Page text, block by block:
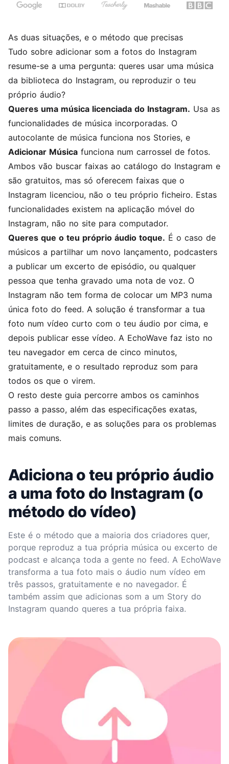
As duas situações, e o método que precisas
Tudo sobre adicionar som a fotos do Instagram
resume-se a uma pergunta: queres usar uma música
da biblioteca do Instagram, ou reproduzir o teu
próprio áudio?
Queres uma música licenciada do Instagram. Usa as
funcionalidades de música incorporadas. O
autocolante de música funciona nos Stories, e
Adicionar Música funciona num carrossel de fotos.
Ambos vão buscar faixas ao catálogo do Instagram e
são gratuitos, mas só oferecem faixas que o
Instagram licenciou, não o teu próprio ficheiro. Estas
funcionalidades existem na aplicação móvel do
Instagram, não no site para computador.
Queres que o teu próprio áudio toque. É o caso de
músicos a partilhar um novo lançamento, podcasters
a publicar um excerto de episódio, ou qualquer
pessoa que tenha gravado uma nota de voz. O
Instagram não tem forma de colocar um MP3 numa
única foto do feed. A solução é transformar a tua
foto num vídeo curto com o teu áudio por cima, e
depois publicar esse vídeo. A EchoWave faz isto no
teu navegador em cerca de cinco minutos,
gratuitamente, e o resultado reproduz som para
todos os que o virem.
O resto deste guia percorre ambos os caminhos
passo a passo, além das especificações exatas,
limites de duração, e as soluções para os problemas
mais comuns.
Adiciona o teu próprio áudio
a uma foto do Instagram (o
método do vídeo)
Este é o método que a maioria dos criadores quer,
porque reproduz a tua própria música ou excerto de
podcast e alcança toda a gente no feed. A EchoWave
transforma a tua foto mais o áudio num vídeo em
três passos, gratuitamente e no navegador. É
também assim que adicionas som a um Story do
Instagram quando queres a tua própria faixa.